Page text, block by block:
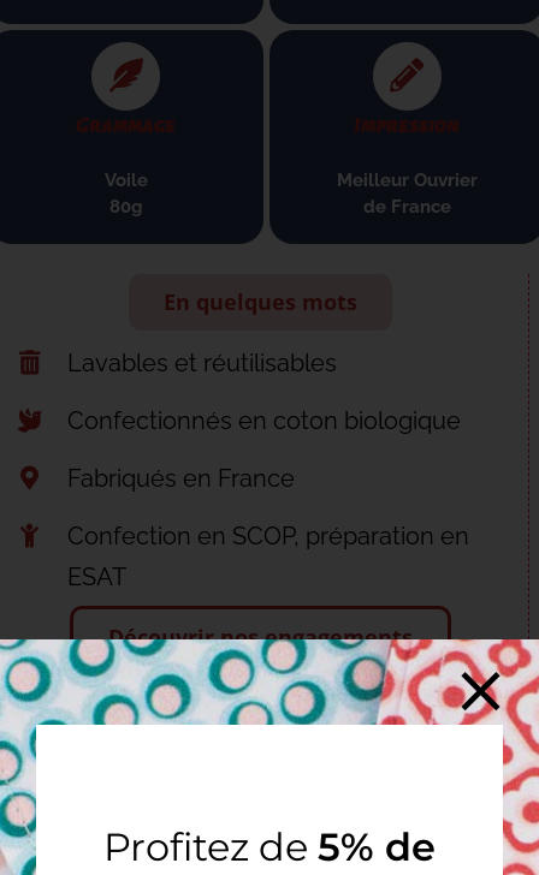
Grammage
Voile
80g
Impression
Meilleur Ouvrier
de France
En quelques mots
Lavables et réutilisables
Confectionnés en coton biologique
Fabriqués en France
Confection en SCOP, préparation en
ESAT
Découvrir nos engagements
JE COMPLÈTE MA COLLECTION…
Profitez de 5% de